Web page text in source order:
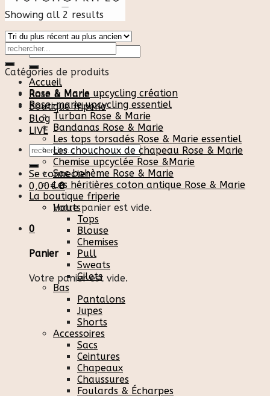
Recherche
pour :
Accueil
Rose & Marie
Boutique friperie
Blog
LIVE
Recherche
pour :
Se connecter
0,00€ 0
Votre panier est vide.
0
Panier
Votre panier est vide.
Showing all 2 results
Catégories de produits
Rose & Marie upcycling création
Rose-marie upcycling essentiel
Turban Rose & Marie
Bandanas Rose & Marie
Les tops torsadés Rose & Marie essentiel
Les chouchoux de chapeau Rose & Marie
Chemise upcyclée Rose &Marie
Sac bohème Rose & Marie
Les héritières coton antique Rose & Marie
La boutique friperie
Hauts
Tops
Blouse
Chemises
Pull
Sweats
Gilets
Bas
Pantalons
Jupes
Shorts
Accessoires
Sacs
Ceintures
Chapeaux
Chaussures
Foulards & Écharpes